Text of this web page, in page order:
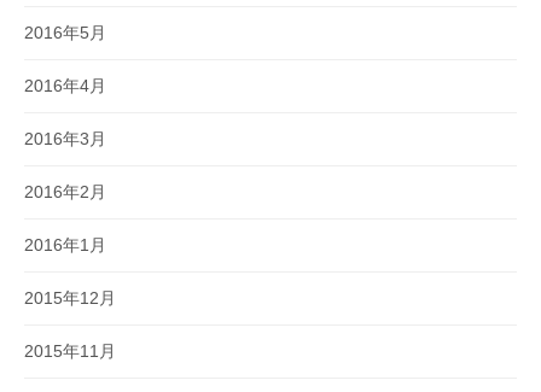
2016年5月
2016年4月
2016年3月
2016年2月
2016年1月
2015年12月
2015年11月